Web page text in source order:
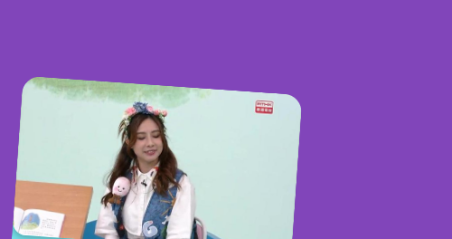
【冷知识】课室里的猫老师
香港有一间中学，收养了三只流浪猫，老师
和同学会轮流在「猫舍」当值，照顾猫猫。
同学们究竟从三位「猫老师」身上学到什么
知识？
编导：吴诺雯